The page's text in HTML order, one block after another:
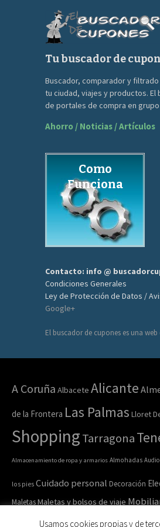
Tu buscador de
Buscador, comparador y
tu ciudad, viajes y productos.
de portales de compra en
Ahorro / Noticias / Artículos
Como
Funciona
Contacto: info @
Condiciones Generales
Ley de Protección de Datos /
Google+
El buscador de cupones es una
A Coruña Albacete Alicante
de la Frontera Las Palmas Lloret
ShoppingTarragona
Almacenamiento de ropa y armarios Almohadas Audio
los pies Cuidado personal Decoración
MaletasMaletas y bolsos de viaje
Ropa de casa
Ropa deportiva Ropa interior
Usamos cookies propias y de